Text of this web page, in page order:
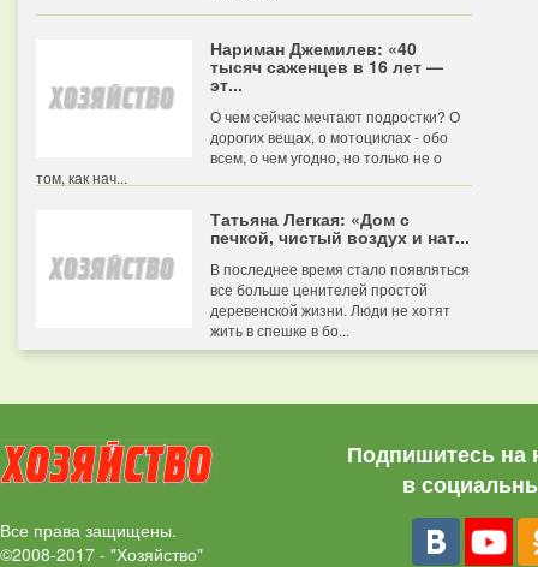
Нариман Джемилев: «40
тысяч саженцев в 16 лет —
эт...
О чем сейчас мечтают подростки? О
дорогих вещах, о мотоциклах - обо
всем, о чем угодно, но только не о
том, как нач...
Татьяна Легкая: «Дом с
печкой, чистый воздух и нат...
В последнее время стало появляться
все больше ценителей простой
деревенской жизни. Люди не хотят
жить в спешке в бо...
Все права защищены.
©2008-2017 - "Хозяйство"
Подпишитесь на
в